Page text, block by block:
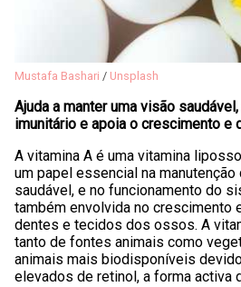
Mustafa Bashari / Unsplash
Ajuda a manter uma visão
imunitário e apoia o crescimento e
A vitamina A é uma vitamina
um papel essencial na
saudável, e no funcionamento do
também envolvida no crescimento
dentes e tecidos dos ossos. A
tanto de fontes animais como
animais mais biodisponíveis
elevados de retinol, a forma activa